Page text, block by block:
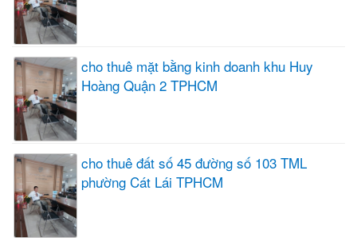
cho thuê mặt bằng kinh doanh khu Huy
Hoàng Quận 2 TPHCM
cho thuê đất số 45 đường số 103 TML
phường Cát Lái TPHCM